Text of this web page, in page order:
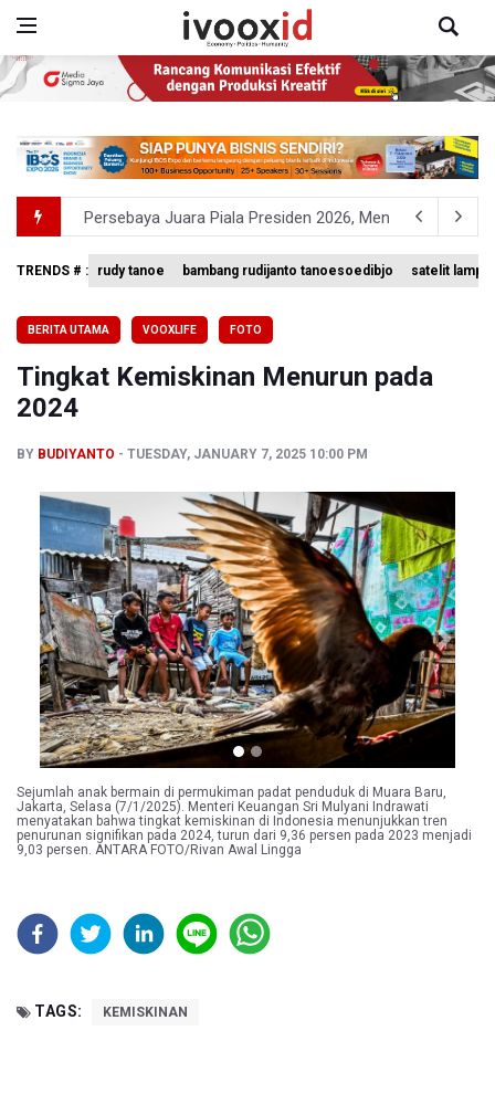
Persebaya Juara Piala Presiden 2026, Menang Adu
Dari Literasi Teks ke Literasi Multimodal
Menperin Sebut Insentif Kendaraan Listrik untuk Produk
Sri Mulyani Indrawati Kembali ke Bank Dunia
TRENDS # : rudy tanoe bambang rudijanto tanoesoedibjo satelit
BERITA UTAMA VOOXLIFE FOTO
Tingkat Kemiskinan Menurun pada
2024
BY BUDIYANTO TUESDAY, JANUARY 7, 2025 10:00 PM
Previous Next
Sejumlah anak bermain di permukiman padat penduduk di Muara Baru,
Jakarta, Selasa (7/1/2025). Menteri Keuangan Sri Mulyani Indrawati
menyatakan bahwa tingkat kemiskinan di Indonesia menunjukkan tren
penurunan signifikan pada 2024, turun dari 9,36 persen pada 2023 menjadi
9,03 persen. ANTARA FOTO/Rivan Awal Lingga
TAGS: KEMISKINAN